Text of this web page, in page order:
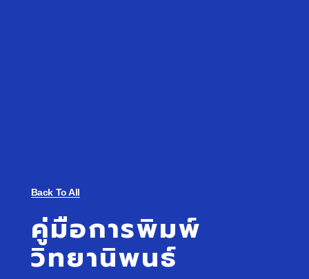
Back To All
คู่มือการพิมพ์
วิทยานิพนธ์